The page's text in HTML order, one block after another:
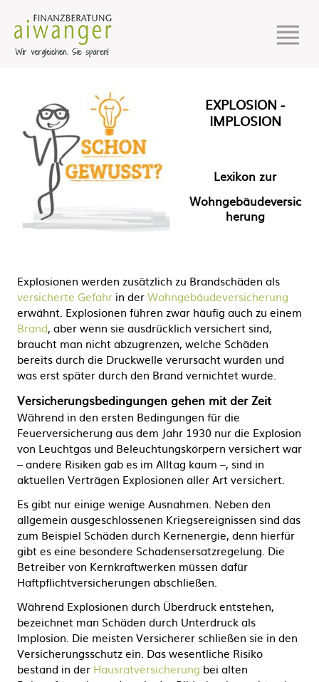
EXPLOSION -
IMPLOSION
Lexikon zur
Wohngebäudeversic
herung
Explosionen werden zusätzlich zu Brandschäden als
versicherte Gefahr in derWohngebäudeversicherung
erwähnt. Explosionen führen zwar häufig auch zu einem
Brand, aber wenn sie ausdrücklich versichert sind,
braucht man nicht abzugrenzen, welche Schäden
bereits durch die Druckwelle verursacht wurden und
was erst später durch den Brand vernichtet wurde.
Versicherungsbedingungen gehen mit der Zeit
Während in den ersten Bedingungen für die
Feuerversicherung aus dem Jahr 1930 nur die Explosion
von Leuchtgas und Beleuchtungskörpern versichert war
– andere Risiken gab es im Alltag kaum –, sind in
aktuellen Verträgen Explosionen aller Art versichert.
Es gibt nur einige wenige Ausnahmen. Neben den
allgemein ausgeschlossenen Kriegsereignissen sind das
zum Beispiel Schäden durch Kernenergie, denn hierfür
gibt es eine besondere Schadensersatzregelung. Die
Betreiber von Kernkraftwerken müssen dafür
Haftpflichtversicherungen abschließen.
Während Explosionen durch Überdruck entstehen,
bezeichnet man Schäden durch Unterdruck als
Implosion. Die meisten Versicherer schließen sie in den
Versicherungsschutz ein. Das wesentliche Risiko
bestand in der Hausratversicherung bei alten